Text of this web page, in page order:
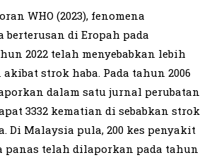
WHO (2023), fenomena
berterusan di Eropah pada
2022 telah menyebabkan lebih
akibat strok haba. Pada tahun 2006
dalam satu jurnal perubatan
3332 kematian di sebabkan strok
Di Malaysia pula, 200 kes penyakit
panas telah dilaporkan pada tahun